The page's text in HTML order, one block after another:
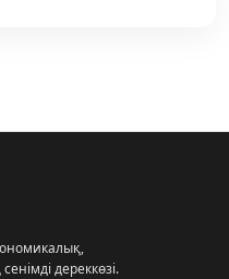
дереккөзі.